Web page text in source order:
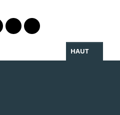
BlueskyInstagram
le profil Linkedin
vers le profil Facebook
Lien vers le profil Twitter
Partager par WhatsApp
HAUT